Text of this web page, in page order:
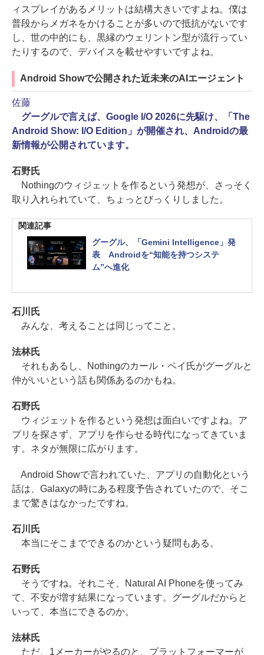
ィスプレイがあるメリットは結構大きいですよね。僕は
普段からメガネをかけることが多いので抵抗がないです
し、世の中的にも、黒縁のウェリントン型が流行ってい
たりするので、デバイスを載せやすいですよね。
Android Showで公開された近未来のAIエージェント
佐藤
グーグルで言えば、Google I/O 2026に先駆け、「The
Android Show: I/O Edition」が開催され、Androidの最
新情報が公開されています。
石野氏
Nothingのウィジェットを作るという発想が、さっそく
取り入れられていて、ちょっとびっくりしました。
関連記事
グーグル、「Gemini Intelligence」発
表 Androidを“知能を持つシステ
ム”へ進化
石川氏
みんな、考えることは同じってこと。
法林氏
それもあるし、Nothingのカール・ペイ氏がグーグルと
仲がいいという話も関係あるのかもね。
石野氏
ウィジェットを作るという発想は面白いですよね。ア
プリを探さず、アプリを作らせる時代になってきていま
す。ネタが無限に広がります。
Android Showで言われていた、アプリの自動化という
話は、Galaxyの時にある程度予告されていたので、そこ
まで驚きはなかったですね。
石川氏
本当にそこまでできるのかという疑問もある。
石野氏
そうですね。それこそ、Natural AI Phoneを使ってみ
て、不安が増す結果になっています。グーグルだからと
いって、本当にできるのか。
法林氏
ただ、1メーカーがやるのと、プラットフォーマーが